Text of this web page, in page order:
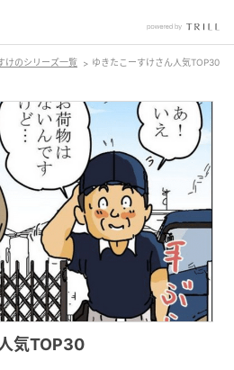
けのシリーズ一覧 ゆきたこーすけさん人気TOP30
気TOP30